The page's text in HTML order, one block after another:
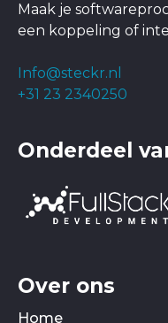
Maak je
een koppeling of
Info@steckr.nl
+31 23 2340250
Onderdeel
Over ons
Home